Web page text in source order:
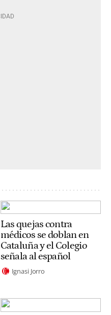
Las quejas contra
médicos se doblan en
Cataluña y el Colegio
señala al español
Ignasi Jorro